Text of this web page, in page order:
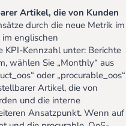
Artikel, die von Kunden
durch die neue Metrik im
englischen
KPI-Kennzahl unter: Berichte
wählen Sie „Monthly“ aus
oder „procurable_oos“
Artikel, die von
und die interne
Ansatzpunkt. Wenn auf